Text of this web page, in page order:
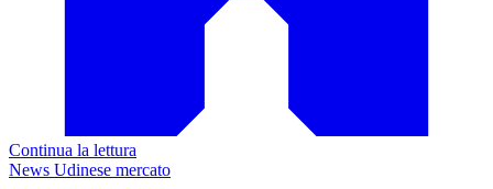
Continua la lettura
News Udinese mercato